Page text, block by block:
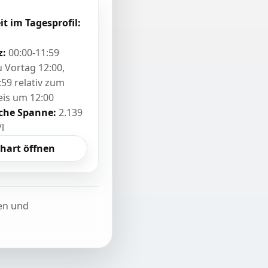
im Tagesprofil:
00:00-11:59
Vortag 12:00,
relativ zum
um 12:00
Spanne: 2.139
öffnen
und